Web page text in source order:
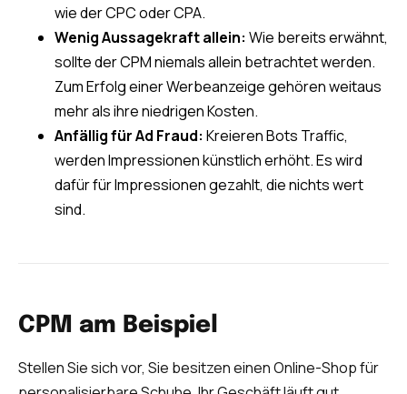
wie der CPC oder CPA.
Wenig Aussagekraft allein: Wie bereits erwähnt,
sollte der CPM niemals allein betrachtet werden.
Zum Erfolg einer Werbeanzeige gehören weitaus
mehr als ihre niedrigen Kosten.
Anfällig für Ad Fraud: Kreieren Bots Traffic,
werden Impressionen künstlich erhöht. Es wird
dafür für Impressionen gezahlt, die nichts wert
sind.
CPM am Beispiel
Stellen Sie sich vor, Sie besitzen einen Online-Shop für